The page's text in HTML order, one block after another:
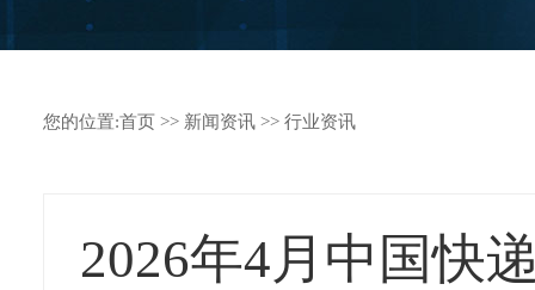
您的位置:首页>> 新闻资讯>> 行业资讯
2026年4月中国快